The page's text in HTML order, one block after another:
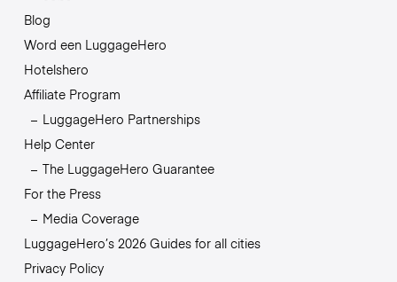
Blog
Word een LuggageHero
Hotelshero
Affiliate Program
LuggageHero Partnerships
Help Center
The LuggageHero Guarantee
For the Press
Media Coverage
LuggageHero’s 2026 Guides for all cities
Privacy Policy